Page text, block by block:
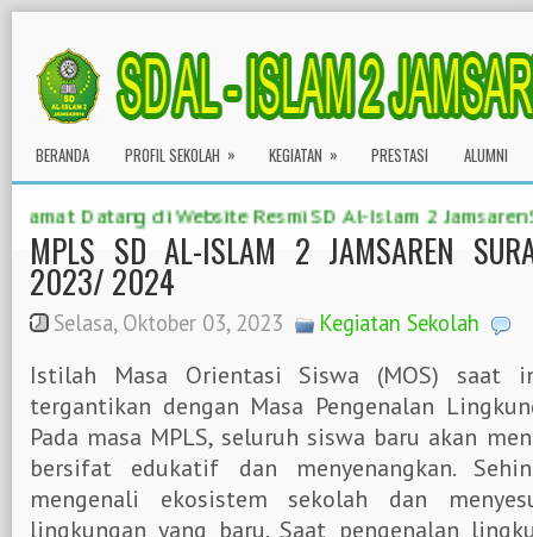
BERANDA PROFIL SEKOLAH » KEGIATAN » PRESTASI ALUMNI
Datang di Website Resmi SD Al-Islam 2 Jamsaren
MPLS SD AL-ISLAM 2 JAMSAREN
2023/ 2024
Selasa, Oktober 03, 2023 Kegiatan Sekolah
Istilah Masa Orientasi Siswa (MOS) saat
tergantikan dengan Masa Pengenalan
Pada masa MPLS, seluruh siswa baru akan
bersifat edukatif dan menyenangkan.
mengenali ekosistem sekolah dan
lingkungan yang baru. Saat pengenalan